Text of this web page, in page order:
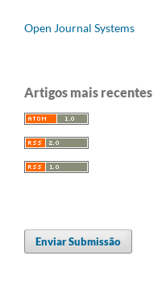
Open Journal Systems
Artigos mais recentes
Enviar Submissão